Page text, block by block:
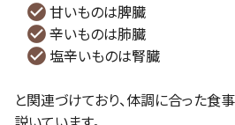
甘いものは脾臓
辛いものは肺臓
塩辛いものは腎臓
と関連づけており、体調に合った食